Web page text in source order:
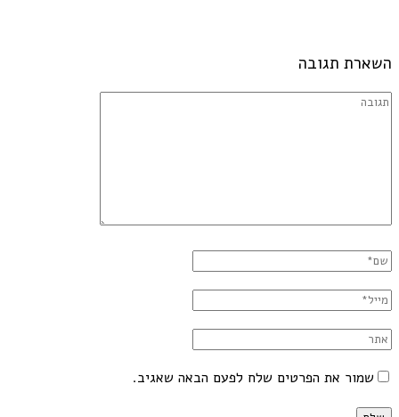
השארת תגובה
שמור את הפרטים שלח לפעם הבאה שאגיב.